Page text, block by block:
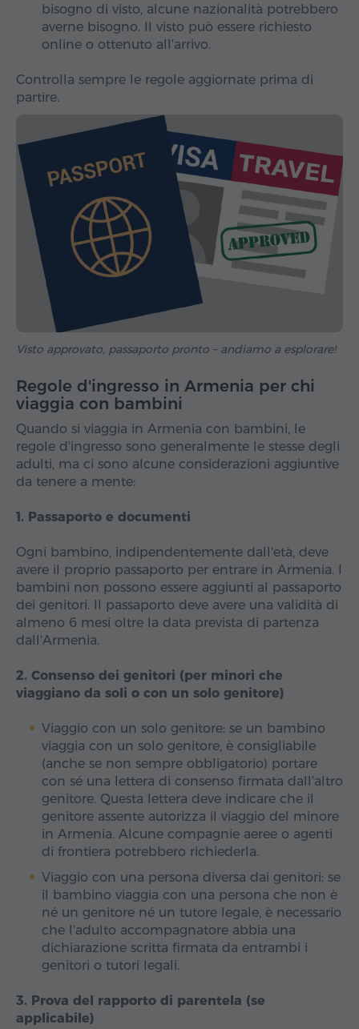
bisogno di visto, alcune nazionalità potrebbero
averne bisogno. Il visto può essere richiesto
online o ottenuto all'arrivo.
Controlla sempre le regole aggiornate prima di
partire.
Visto approvato, passaporto pronto – andiamo a esplorare!
Regole d'ingresso in Armenia per chi
viaggia con bambini
Quando si viaggia in Armenia con bambini, le
regole d'ingresso sono generalmente le stesse degli
adulti, ma ci sono alcune considerazioni aggiuntive
da tenere a mente:
1. Passaporto e documenti
Ogni bambino, indipendentemente dall'età, deve
avere il proprio passaporto per entrare in Armenia. I
bambini non possono essere aggiunti al passaporto
dei genitori. Il passaporto deve avere una validità di
almeno 6 mesi oltre la data prevista di partenza
dall'Armenia.
2. Consenso dei genitori (per minori che
viaggiano da soli o con un solo genitore)
Viaggio con un solo genitore: se un bambino
viaggia con un solo genitore, è consigliabile
(anche se non sempre obbligatorio) portare
con sé una lettera di consenso firmata dall'altro
genitore. Questa lettera deve indicare che il
genitore assente autorizza il viaggio del minore
in Armenia. Alcune compagnie aeree o agenti
di frontiera potrebbero richiederla.
Viaggio con una persona diversa dai genitori: se
il bambino viaggia con una persona che non è
né un genitore né un tutore legale, è necessario
che l'adulto accompagnatore abbia una
dichiarazione scritta firmata da entrambi i
genitori o tutori legali.
3. Prova del rapporto di parentela (se
applicabile)